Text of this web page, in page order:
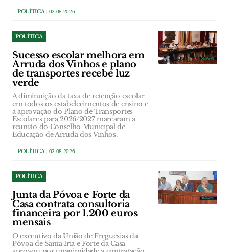
POLÍTICA| 03-08-2026
POLÍTICA
Sucesso escolar melhora em
Arruda dos Vinhos e plano
de transportes recebe luz
verde
A diminuição da taxa de retenção escolar
em todos os estabelecimentos de ensino e
a aprovação do Plano de Transportes
Escolares para 2026/2027 marcaram a
reunião do Conselho Municipal de
Educação de Arruda dos Vinhos.
POLÍTICA| 03-08-2026
POLÍTICA
Junta da Póvoa e Forte da
Casa contrata consultoria
financeira por 1.200 euros
mensais
O executivo da União de Freguesias da
Póvoa de Santa Iria e Forte da Casa